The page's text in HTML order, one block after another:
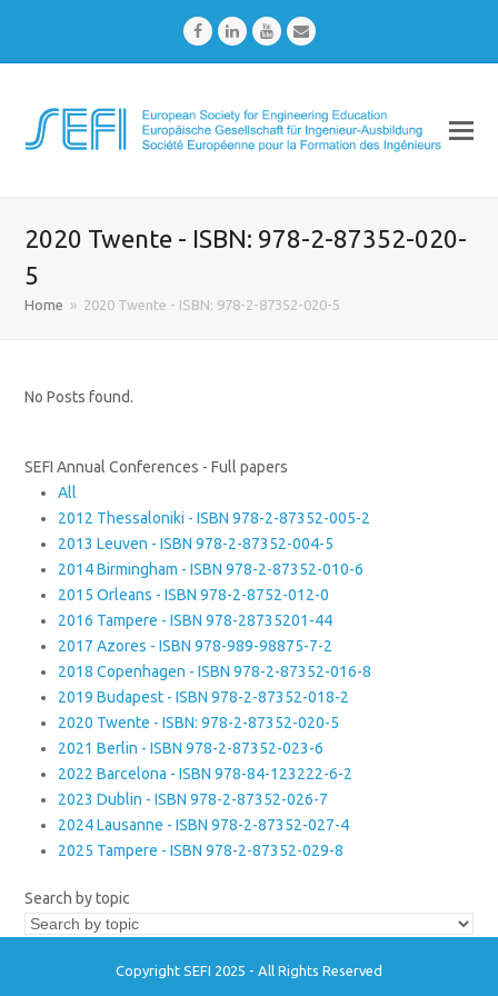
FacebookLinkedInYoutubeEmail
2020 Twente - ISBN: 978-2-87352-020-
5
Home » 2020 Twente - ISBN: 978-2-87352-020-5
No Posts found.
SEFI Annual Conferences - Full papers
All
2012 Thessaloniki - ISBN 978-2-87352-005-2
2013 Leuven - ISBN 978-2-87352-004-5
2014 Birmingham - ISBN 978-2-87352-010-6
2015 Orleans - ISBN 978-2-8752-012-0
2016 Tampere - ISBN 978-28735201-44
2017 Azores - ISBN 978-989-98875-7-2
2018 Copenhagen - ISBN 978-2-87352-016-8
2019 Budapest - ISBN 978-2-87352-018-2
2020 Twente - ISBN: 978-2-87352-020-5
2021 Berlin - ISBN 978-2-87352-023-6
2022 Barcelona - ISBN 978-84-123222-6-2
2023 Dublin - ISBN 978-2-87352-026-7
2024 Lausanne - ISBN 978-2-87352-027-4
2025 Tampere - ISBN 978-2-87352-029-8
Search by topic
Copyright SEFI 2025 - All Rights Reserved